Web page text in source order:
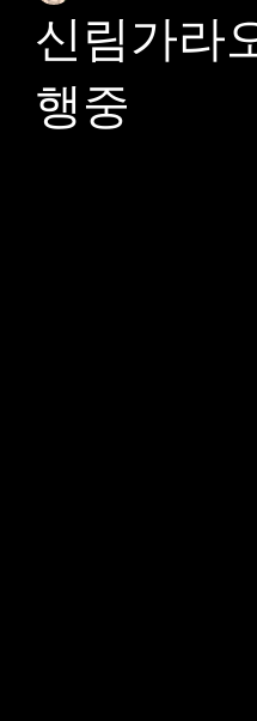
신림가라
행중